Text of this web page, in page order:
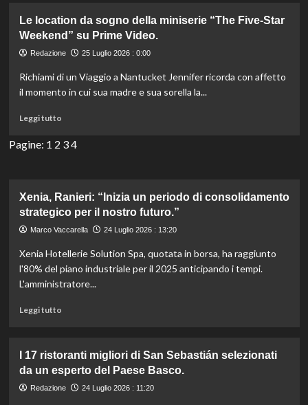
record.
Estate
2023:
36,2
di
italiani
il
per
Le location da sogno della miniserie “The Five-Star
Weekend” su Prime Video.
Redazione 25 Luglio 2026 : 0:00
Richiami di un Viaggio a Nantucket Jennifer ricorda con affetto
il momento in cui sua madre e sua sorella la...
Leggi tuttoLeggi
più
da
sogno
della
miniserie
Five-
Star
Weekend”
Prime
Pagine: 1 2 34
Xenia, Ranieri: “Inizia un periodo di consolidamento
strategico per il nostro futuro.”
Marco Vaccarella 24 Luglio 2026 : 13:20
Xenia Hotellerie Solution Spa, quotata in borsa, ha raggiunto
l'80% del piano industriale per il 2025 anticipando i tempi.
L'amministratore...
Leggi tuttoLeggi
Xenia,
Ranieri:
“Inizia
I 17 ristoranti migliori di San Sebastián selezionati
da un esperto del Paese Basco.
Redazione 24 Luglio 2026 : 11:20